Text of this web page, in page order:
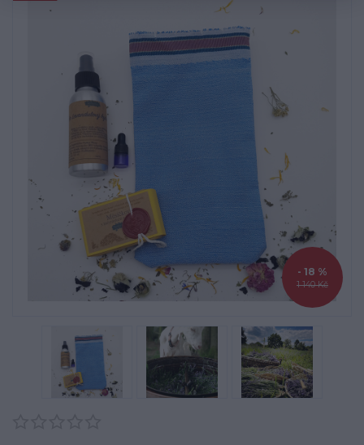
1 140 Kč
- 18 %